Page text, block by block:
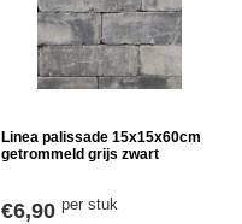
Linea palissade 15x15x60cm
getrommeld grijs zwart
€6,90per stuk